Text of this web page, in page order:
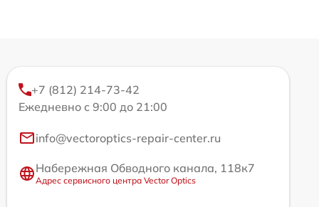
+7 (812) 214-73-42
Ежедневно с 9:00 до 21:00
info@vectoroptics-repair-center.ru
Набережная Обводного канала, 118к7
Адрес сервисного центра Vector Optics